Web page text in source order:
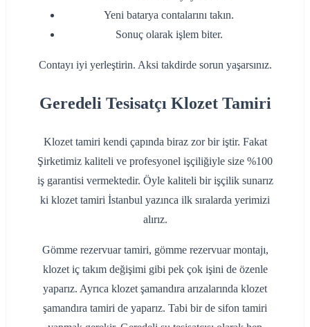
‌Yeni batarya contalarını takın.
‌Sonuç olarak işlem biter.
‌Contayı iyi yerleştirin. Aksi takdirde sorun yaşarsınız.
Geredeli Tesisatçı Klozet Tamiri
Klozet tamiri kendi çapında biraz zor bir iştir. Fakat
Şirketimiz kaliteli ve profesyonel işçiliğiyle size %100
iş garantisi vermektedir. Öyle kaliteli bir işçilik sunarız
ki klozet tamiri İstanbul yazınca ilk sıralarda yerimizi
alırız.
Gömme rezervuar tamiri, gömme rezervuar montajı,
klozet iç takım değişimi gibi pek çok işini de özenle
yaparız. Ayrıca klozet şamandıra arızalarında klozet
şamandıra tamiri de yaparız. Tabi bir de sifon tamiri